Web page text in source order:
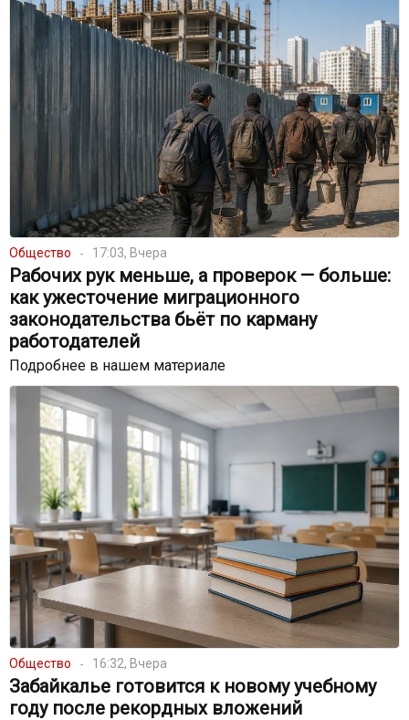
Общество 17:03, Вчера
Рабочих рук меньше, а проверок — больше:
как ужесточение миграционного
законодательства бьёт по карману
работодателей
Подробнее в нашем материале
Общество 16:32, Вчера
Забайкалье готовится к новому учебному
году после рекордных вложений